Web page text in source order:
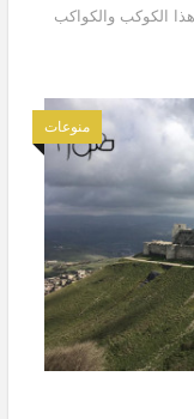
الكوكب والكواكب
منوعات